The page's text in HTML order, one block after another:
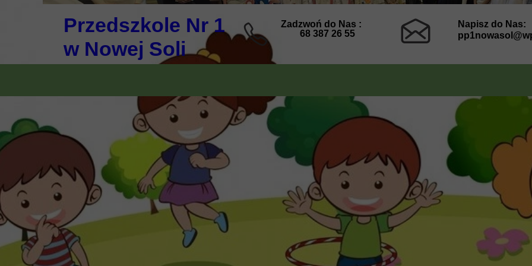
Napisz do Nas:
Zadzwoń do Nas :
68 387 26 55
Przedszkole Nr 1
w Nowej Soli